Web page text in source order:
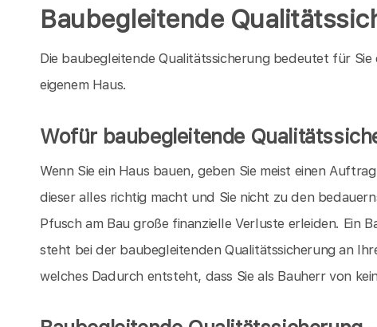
Baubegleitende
Die baubegleitende Qualitätssicherung bedeutet für
eigenem Haus.
Wofür baubegleitende
Wenn Sie ein Haus bauen, geben Sie meist einen
dieser alles richtig macht und Sie nicht zu den
Pfusch am Bau große finanzielle Verluste erleiden. Ein
steht bei der baubegleitenden Qualitätssicherung an
welches Dadurch entsteht, dass Sie als Bauherr von